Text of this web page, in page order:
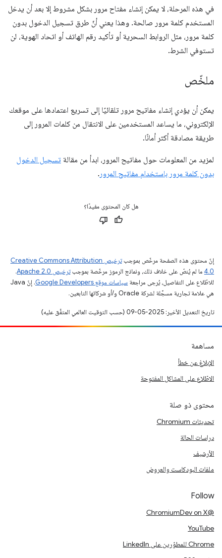
في هذه المرحلة، لا يمكن إنشاء مفتاح مرور بشكل مشروط إلا بعد أن يدخل
المستخدم كلمة مرور صالحة. وهذا يعني أنّ طرق تسجيل الدخول بدون
كلمة مرور، مثل الروابط السحرية أو تأكيد رقم الهاتف أو اتحاد الهوية، لن
تستوفي الشرط.
ملخّص
يمكن أن يؤدي إنشاء مفاتيح مرور تلقائيًا إلى تسريع اعتمادها على موقعك
الإلكتروني، ما يساعد المستخدمين على الانتقال من كلمات المرور إلى
طريقة مصادقة أكثر أمانًا.
لمزيد من المعلومات حول مفاتيح المرور، ابدأ من مقالة تسجيل الدخول
بدون كلمة مرور باستخدام مفاتيح المرور .
هل كان المحتوى مفيدًا؟
إنّ محتوى هذه الصفحة مرخّص بموجب
ترخيص Creative Commons Attribution
4.0‏ ما لم يُنصّ على خلاف ذلك، ونماذج الرموز مرخّصة بموجبترخيص Apache 2.0‏
.
للاطّلاع على التفاصيل، يُرجى مراجعة سياسات موقع Google Developers‏
. إنّ Java
هي علامة تجارية مسجَّلة لشركة Oracle و/أو شركائها التابعين.
تاريخ التعديل الأخير: 2025-05-09 (حسب التوقيت العالمي المتفَّق عليه)
مساهمة
الإبلاغ عن خطأ
الاطّلاع على المشاكل المفتوحة
محتوى ذو صلة
تحديثات Chromium
دراسات الحالة
الأرشيف
ملفات البودكاست والعروض
Follow
@ChromiumDev on X
YouTube
Chrome للمطوّرين على LinkedIn